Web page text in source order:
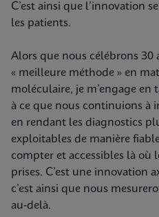
C’est ainsi que l’innovation
les patients.
Alors que nous célébrons 30
« meilleure méthode » en
moléculaire, je m’engage
à ce que nous continuions à
en rendant les diagnostics
exploitables de manière
compter et accessibles là où
prises. C’est une innovation
c’est ainsi que nous
au-delà.